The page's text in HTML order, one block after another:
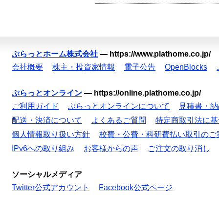
ぷらっとホーム株式会社 — https://www.plathome.co.jp/
会社概要
株主・投資家情報 電子公告 OpenBlocks
ぷらっとオンライン — https://online.plathome.co.jp/
ご利用ガイド
ぷらっとオンラインについて
見積書・
配送・決済について
よくあるご質問
特定商取引法に
個人情報取り扱い方針
校費・公費・科研費払い取引のご
IPv6への取り組み
お客様からの声 ご注文の取り消し
ソーシャルメディア
Twitter公式アカウント
Facebook公式ページ